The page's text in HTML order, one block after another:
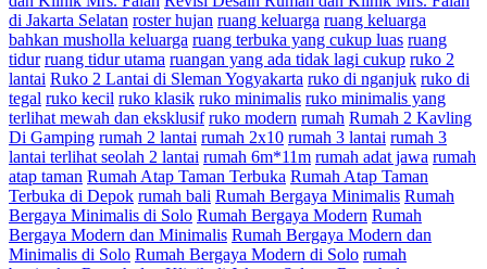
di Jakarta Selatan roster hujan ruang keluarga ruang keluarga
bahkan musholla keluarga ruang terbuka yang cukup luas ruang
tidur ruang tidur utama ruangan yang ada tidak lagi cukup ruko 2
lantai Ruko 2 Lantai di Sleman Yogyakarta ruko di nganjuk ruko di
tegal ruko kecil ruko klasik ruko minimalis ruko minimalis yang
terlihat mewah dan eksklusif ruko modern rumah Rumah 2 Kavling
Di Gamping rumah 2 lantai rumah 2x10 rumah 3 lantai rumah 3
lantai terlihat seolah 2 lantai rumah 6m*11m rumah adat jawa rumah
atap taman Rumah Atap Taman Terbuka Rumah Atap Taman
Terbuka di Depok rumah bali Rumah Bergaya Minimalis Rumah
Bergaya Minimalis di Solo Rumah Bergaya Modern Rumah
Bergaya Modern dan Minimalis Rumah Bergaya Modern dan
Minimalis di Solo Rumah Bergaya Modern di Solo rumah